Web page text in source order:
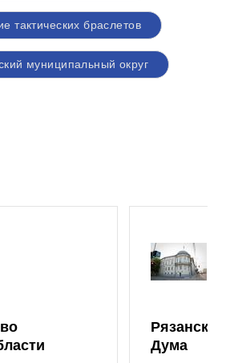
тактических браслетов
муниципальный округ
Дума